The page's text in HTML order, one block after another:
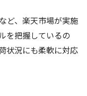
ど、楽天市場が実施
を把握しているの
状況にも柔軟に対応